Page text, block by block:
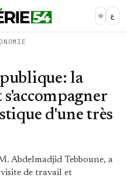
ع
la
d'une très
Abdelmadjid Tebboune, a
de travail et